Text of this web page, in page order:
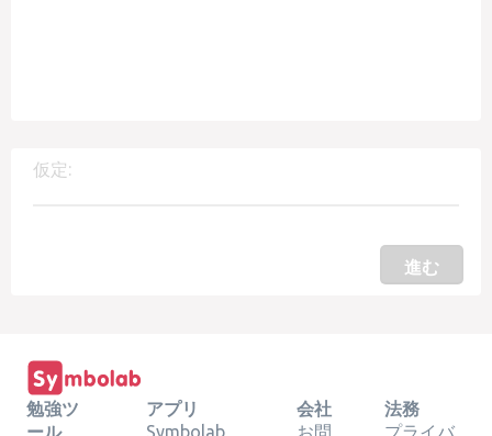
仮定:
進む
勉強ツ
ール
アプリ
Symbolab
会社
お問
法務
プライバ